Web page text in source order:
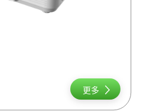
更多